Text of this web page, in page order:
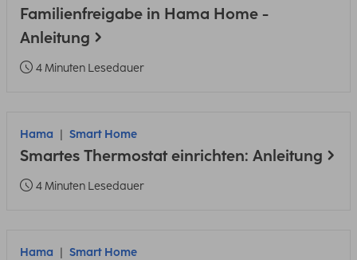
Familienfreigabe in Hama Home -
Anleitung
4 Minuten Lesedauer
Hama Smart Home
Smartes Thermostat einrichten: Anleitung
4 Minuten Lesedauer
Hama Smart Home